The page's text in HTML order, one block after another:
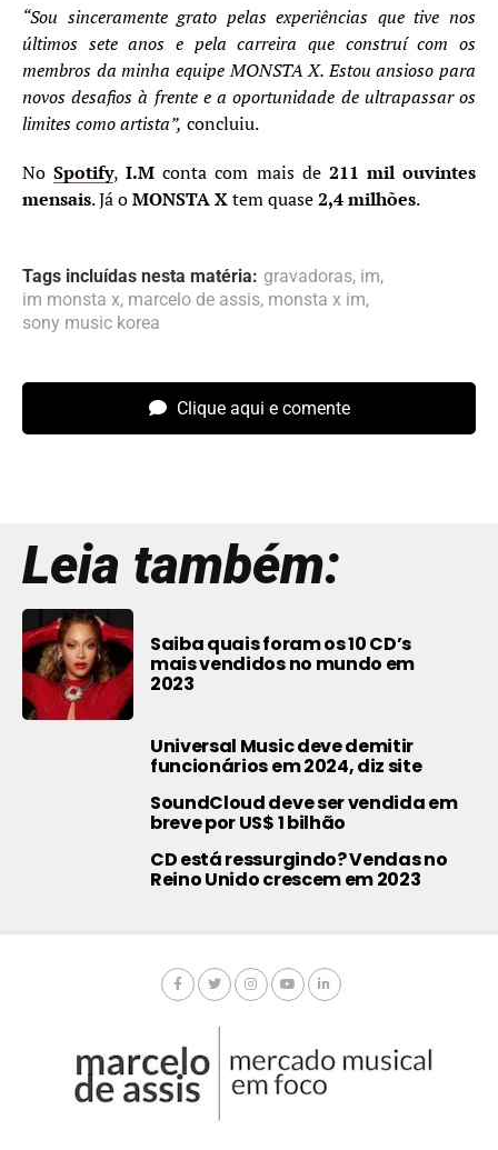
“Sou sinceramente grato pelas experiências que tive nos
últimos sete anos e pela carreira que construí com os
membros da minha equipe MONSTA X. Estou ansioso para
novos desafios à frente e a oportunidade de ultrapassar os
limites como artista”, concluiu.
NoSpotify,I.M conta com mais de 211 mil ouvintes
mensais. Já oMONSTA Xtem quase2,4 milhões.
Tags incluídas nesta matéria: gravadoras, im,
im monsta x, marcelo de assis, monsta x im,
sony music korea
Clique aqui e comente
Leia também:
Saiba quais foram os 10 CD’s
mais vendidos no mundo em
2023
Universal Music deve demitir
funcionários em 2024, diz site
SoundCloud deve ser vendida em
breve por US$ 1 bilhão
CD está ressurgindo? Vendas no
Reino Unido crescem em 2023